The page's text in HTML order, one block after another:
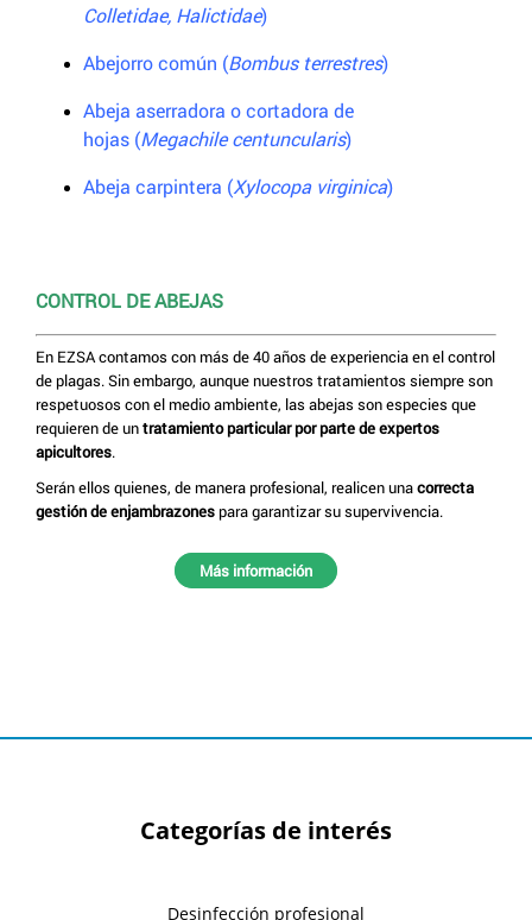
Colletidae, Halictidae)
Abejorro común (Bombus terrestres)
Abeja aserradora o cortadora de
hojas (Megachile centuncularis)
Abeja carpintera (Xylocopa virginica)
CONTROL DE ABEJAS
En EZSA contamos con más de 40 años de experiencia en el control
de plagas. Sin embargo, aunque nuestros tratamientos siempre son
respetuosos con el medio ambiente, las abejas son especies que
requieren de untratamiento particular por parte de expertos
apicultores.
Serán ellos quienes, de manera profesional, realicen unacorrecta
gestión de enjambrazones para garantizar su supervivencia.
Más información
Categorías de interés
Desinfección profesional